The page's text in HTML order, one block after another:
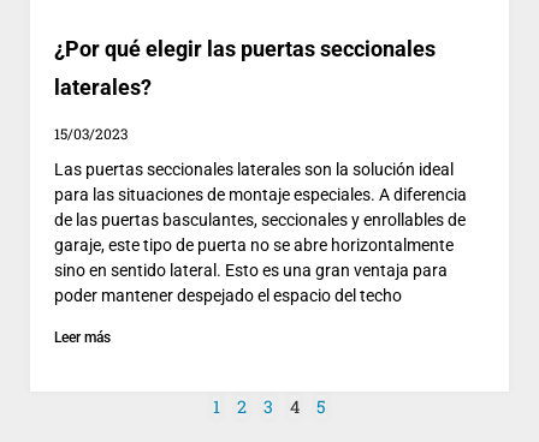
¿Por qué elegir las puertas seccionales
laterales?
15/03/2023
Las puertas seccionales laterales son la solución ideal
para las situaciones de montaje especiales. A diferencia
de las puertas basculantes, seccionales y enrollables de
garaje, este tipo de puerta no se abre horizontalmente
sino en sentido lateral. Esto es una gran ventaja para
poder mantener despejado el espacio del techo
Leer más
1 2 3 4 5